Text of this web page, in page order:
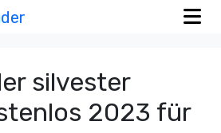
silvester
2023 für